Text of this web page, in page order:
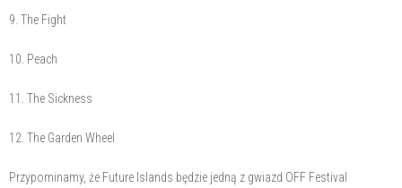
9. The Fight
10. Peach
11. The Sickness
12. The Garden Wheel
Przypominamy, że Future Islands będzie jedną z gwiazd OFF Festival